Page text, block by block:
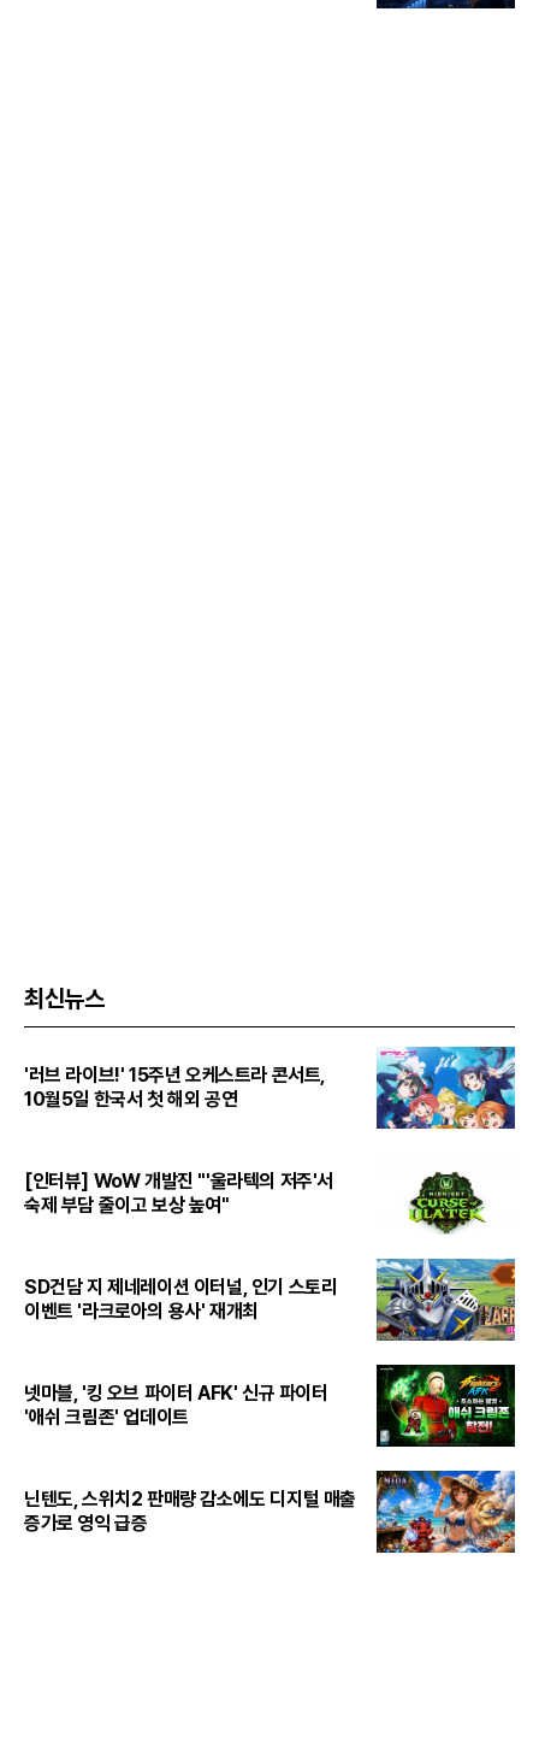
최신뉴스
'러브 라이브!' 15주년 오케스트라 콘서트,
10월5일 한국서 첫 해외 공연
[인터뷰] WoW 개발진 "'울라텍의 저주'서
숙제 부담 줄이고 보상 높여"
SD건담 지 제네레이션 이터널, 인기 스토리
이벤트 '라크로아의 용사' 재개최
넷마블, '킹 오브 파이터 AFK' 신규 파이터
'애쉬 크림존' 업데이트
닌텐도, 스위치2 판매량 감소에도 디지털 매출
증가로 영익 급증